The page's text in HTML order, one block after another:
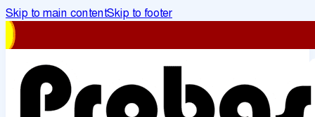
Skip to main contentSkip to footer